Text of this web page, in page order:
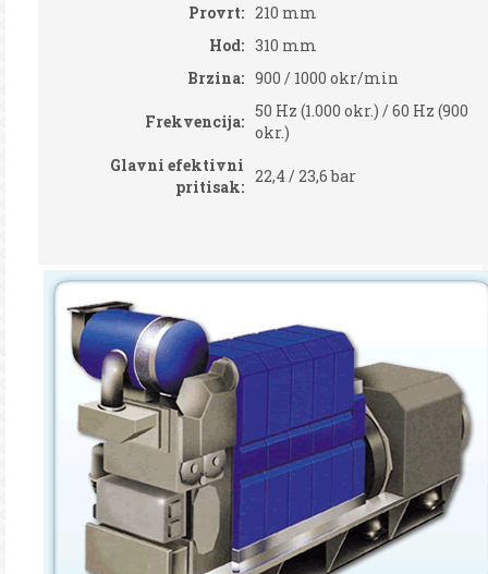
Provrt: 210 mm
Hod: 310 mm
Brzina: 900 / 1000 okr/min
Frekvencija:
50 Hz (1.000 okr.) / 60 Hz (900
okr.)
Glavni efektivni
pritisak:
22,4 / 23,6 bar